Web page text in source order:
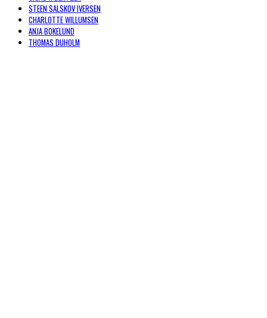
STEEN SALSKOV IVERSEN
CHARLOTTE WILLUMSEN
ANJA BOKELUND
THOMAS DUHOLM